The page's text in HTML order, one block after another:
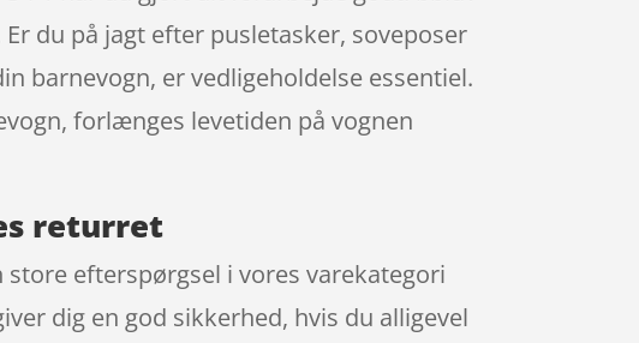
du på jagt efter pusletasker, soveposer
barnevogn, er vedligeholdelse essentiel.
forlænges levetiden på vognen
returret
efterspørgsel i vores varekategori
dig en god sikkerhed, hvis du alligevel